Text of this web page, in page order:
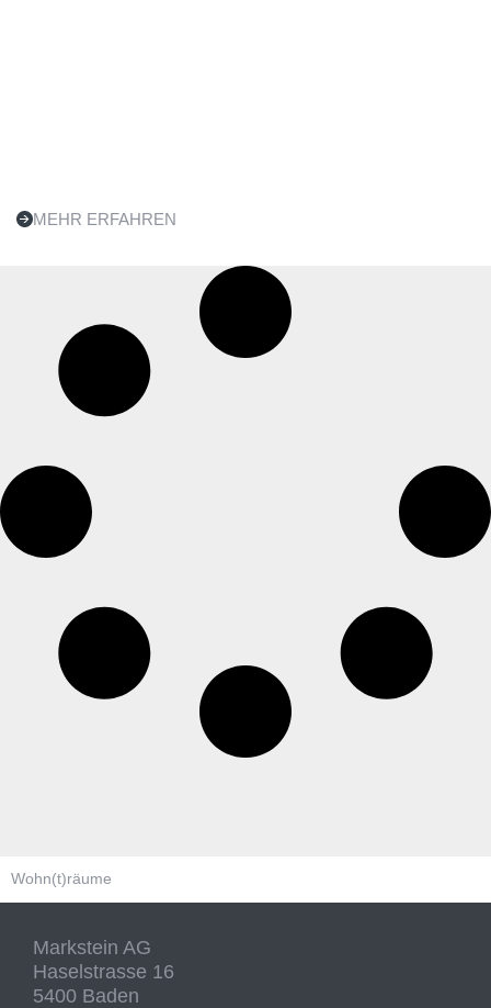
MEHR ERFAHREN
Wohn(t)räume
Markstein AG
Haselstrasse 16
5400 Baden